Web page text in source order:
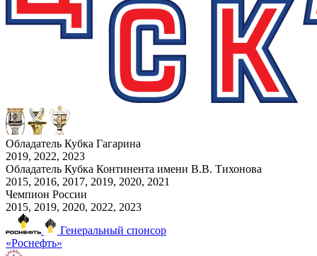
Обладатель Кубка Гагарина
2019, 2022, 2023
Обладатель Кубка Континента имени В.В. Тихонова
2015, 2016, 2017, 2019, 2020, 2021
Чемпион России
2015, 2019, 2020, 2022, 2023
Генеральный спонсор
«Роснефть»